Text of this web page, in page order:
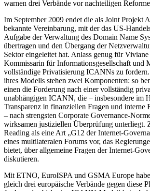
warnen drei Verbände vor nachteiligen
Im September 2009 endet die als Joint Projekt
bekannte Vereinbarung, mit der das US-
Aufgabe der Verwaltung des Domain Name
übertragen und den Übergang der
Sektor eingeleitet hat. Anlass genug für
Kommissarin für Informationsgesellschaft und
vollständige Privatisierung ICANNs zu
ihres Modells stehen zwei Komponenten: so
einen die Forderung nach einer vollständig
unabhängigen ICANN, die – insbesondere im
Transparenz in finanziellen Fragen und interne
– nach strengsten Corporate Governance-
wirksamen justiziellen Überprüfung unterliegt.
Reading als eine Art „G12 der Internet-
eines multilateralen Forums vor, das
bietet, über allgemeine Fragen der Internet-
diskutieren.
Mit ETNO, EuroISPA und GSMA Europe
gleich drei europäische Verbände gegen diese